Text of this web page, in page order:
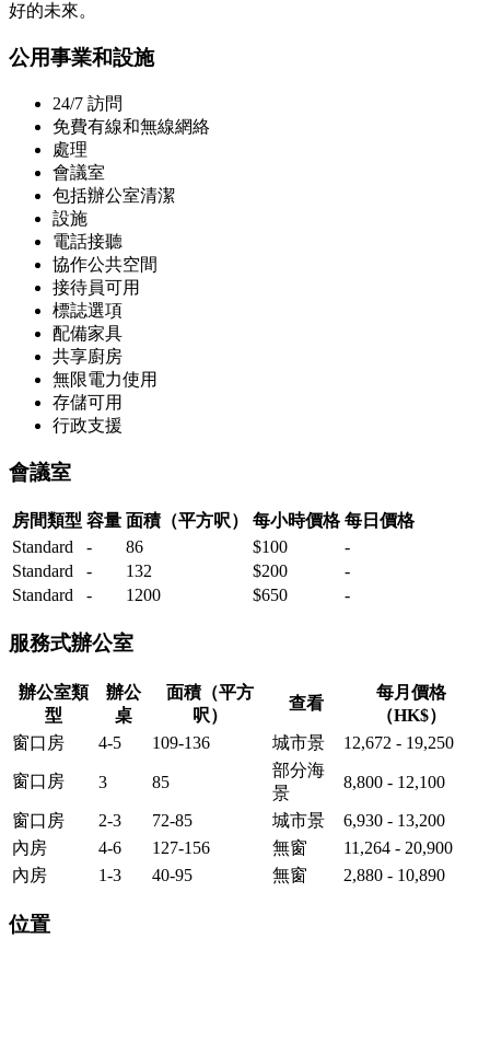
好的未來。
公用事業和設施
24/7 訪問
免費有線和無線網絡
處理
會議室
包括辦公室清潔
設施
電話接聽
協作公共空間
接待員可用
標誌選項
配備家具
共享廚房
無限電力使用
存儲可用
行政支援
會議室
房間類型 容量 面積（平方呎） 每小時價格 每日價格
Standard
- 86 $100
-
Standard
- 132 $200
-
Standard
- 1200 $650 -
服務式辦公室
辦公室類
型
辦公
桌
面積（平方
呎）
查看
每月價格
（HK$）
窗口房
4-5 109-136 城市景 12,672 - 19,250
窗口房 3 85
部分海
景
8,800 - 12,100
窗口房 2-3 72-85 城市景
6,930 - 13,200
內房
4-6 127-156 無窗
11,264 - 20,900
內房
1-3 40-95 無窗 2,880 - 10,890
位置